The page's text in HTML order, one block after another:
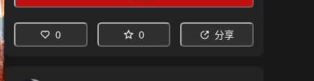
0 0 分享